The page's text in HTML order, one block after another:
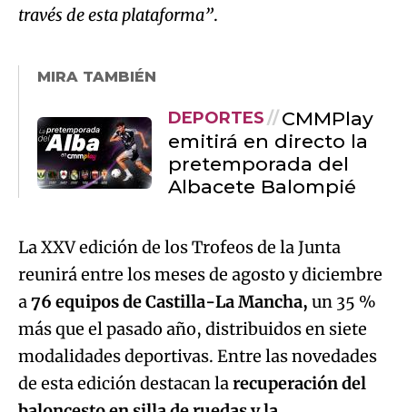
través de esta plataforma”.
MIRA TAMBIÉN
DEPORTES
CMMPlay
emitirá en directo la
pretemporada del
Albacete Balompié
La XXV edición de los Trofeos de la Junta
reunirá entre los meses de agosto y diciembre
a76 equipos de Castilla-La Mancha, un 35 %
más que el pasado año, distribuidos en siete
modalidades deportivas. Entre las novedades
de esta edición destacan larecuperación del